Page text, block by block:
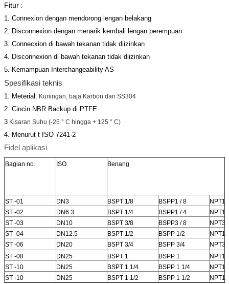
Fitur :
1. Connexion dengan mendorong lengan belakang
2. Disconnexion dengan menarik kembali lengan perempuan
3. Connecxion di bawah tekanan tidak diizinkan
4. Disconnexion di bawah tekanan tidak diizinkan
5. Kemampuan Interchangeability AS
Spesifikasi teknis
1. Meterial: Kuningan, baja Karbon dan SS304
2. Cincin NBR Backup di PTFE
3 Kisaran Suhu (-25 ° C hingga + 125 ° C)
4. Menurut t ISO 7241-2
Fidel aplikasi
Bagian no. ISO Benang
ST -01 DN3 BSPT 1/8 BSPP1 / 8
NPT1
ST -02
DN6.3 BSPT 1/4 BSPP1 / 4
NPT1
ST -03
DN10 BSPT 3/8 BSPP3 / 8
NPT3
ST -04
DN12.5 BSPT 1/2 BSPP 1/2
NPT1
ST -06
DN20 BSPT 3/4 BSPP 3/4
NPT3
ST -08
DN25 BSPT 1 BSPP 1
NPT1
ST -10
DN25 BSPT 1 1/4 BSPP 1 1/4
NPT1
ST -10
DN25 BSPT 1 1/2 BSPP 1 1/2 NPT1